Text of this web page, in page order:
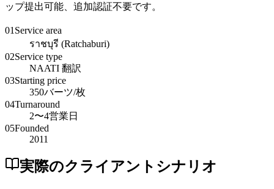
ップ提出可能、追加認証不要です。
01 Service area
ราชบุรี (Ratchaburi)
02Service type
NAATI 翻訳
03Starting price
350バーツ/枚
04Turnaround
2〜4営業日
05Founded
2011
実際のクライアントシナリオ